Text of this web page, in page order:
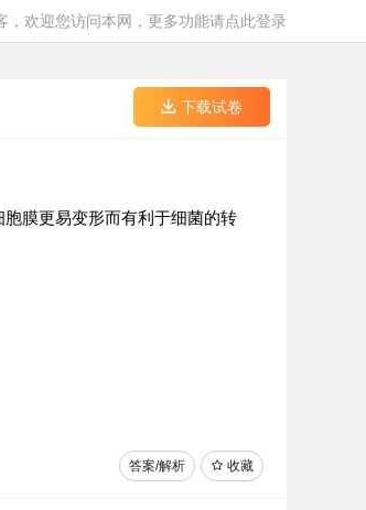
，欢迎您访问本网，更多功能请点此登录
下载试卷
膜更易变形而有利于细菌的转
收藏
答案/解析